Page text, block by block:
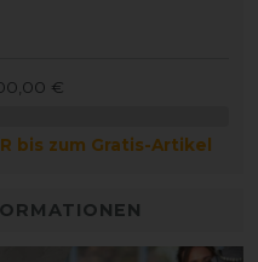
€
bis zum Gratis-Artikel